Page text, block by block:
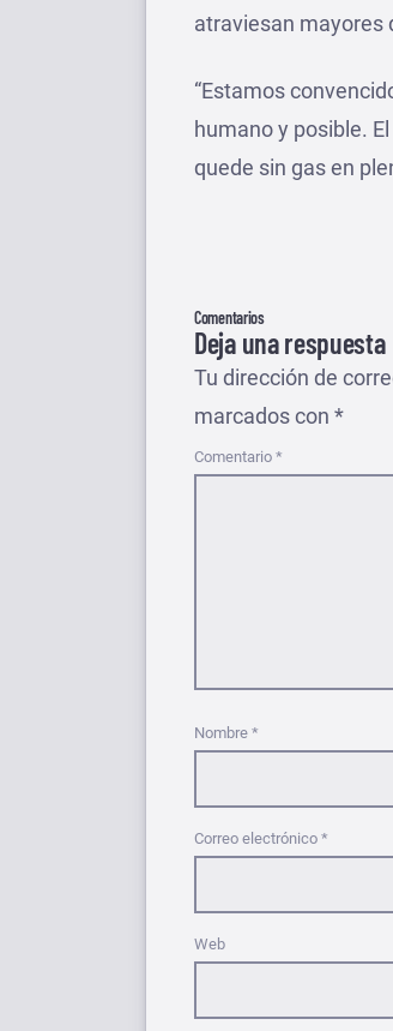
atraviesan mayores
“Estamos
humano y posible.
quede sin gas en
Comentarios
Deja una respuesta
Tu dirección de
marcados con *
Comentario *
Nombre *
Correo electrónico *
Web